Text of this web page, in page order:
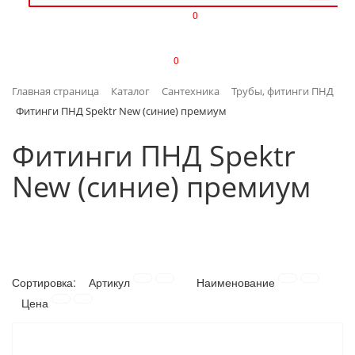
ИНТЕРЬЕР
КЛИМАТИЧЕСКАЯ ТЕХНИКА
НАСОСНОЕ ОБОРУДОВАНИЕ
0
0
Главная страница Каталог Сантехника
Трубы, фитинги ПНД
Фитинги ПНД Spektr New (синие) премиум
Фитинги ПНД Spektr
New (синие) премиум
Сортировка: Артикул
Наименование
Цена